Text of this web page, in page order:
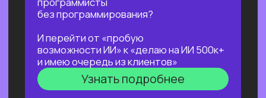
Узнать подробнее
ЛЕКЦИЯ-ПРАКТИКУМ
ПО ПРИМЕНЕНИЮ ИИ
ДЛЯ ЖУРНАЛИСТОВ,
РЕДАКТОРОВ, ПИАРЩИКОВ,
АВТОРОВ И ВСЕХ, КТО РАБОТАЕТ